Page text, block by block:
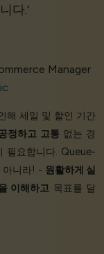
다.’
Manager
해 세일 및 할인 기간
정하고 고통 없는 경
필요합니다. Queue-
니라! - 원활하게 실
이해하고 목표를 달